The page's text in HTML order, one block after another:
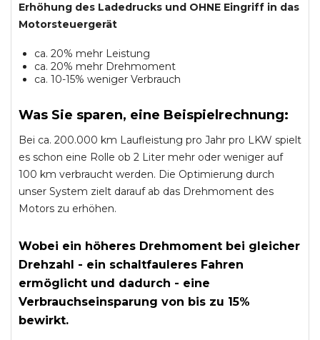
Erhöhung des Ladedrucks und OHNE Eingriff in das
Motorsteuergerät
ca. 20% mehr Leistung
ca. 20% mehr Drehmoment
ca. 10-15% weniger Verbrauch
Was Sie sparen, eine Beispielrechnung:
Bei ca. 200.000 km Laufleistung pro Jahr pro LKW spielt
es schon eine Rolle ob 2 Liter mehr oder weniger auf
100 km verbraucht werden. Die Optimierung durch
unser System zielt darauf ab das Drehmoment des
Motors zu erhöhen.
Wobei ein höheres Drehmoment bei gleicher
Drehzahl - ein schaltfauleres Fahren
ermöglicht und dadurch - eine
Verbrauchseinsparung von bis zu 15%
bewirkt.